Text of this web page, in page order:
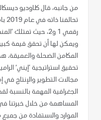
من جانبه، قال كلاوديو
ويمكن لها أن تحقق قيمة
المكامن الضحلة والعميقة.
تحقيق استراتيجية ’إيني‘
مجالات التطوير والإنتاج في
الجغرافية المهمة بالنسبة
المساهمة من خلال خبرتنا
الموارد والاستفادة من